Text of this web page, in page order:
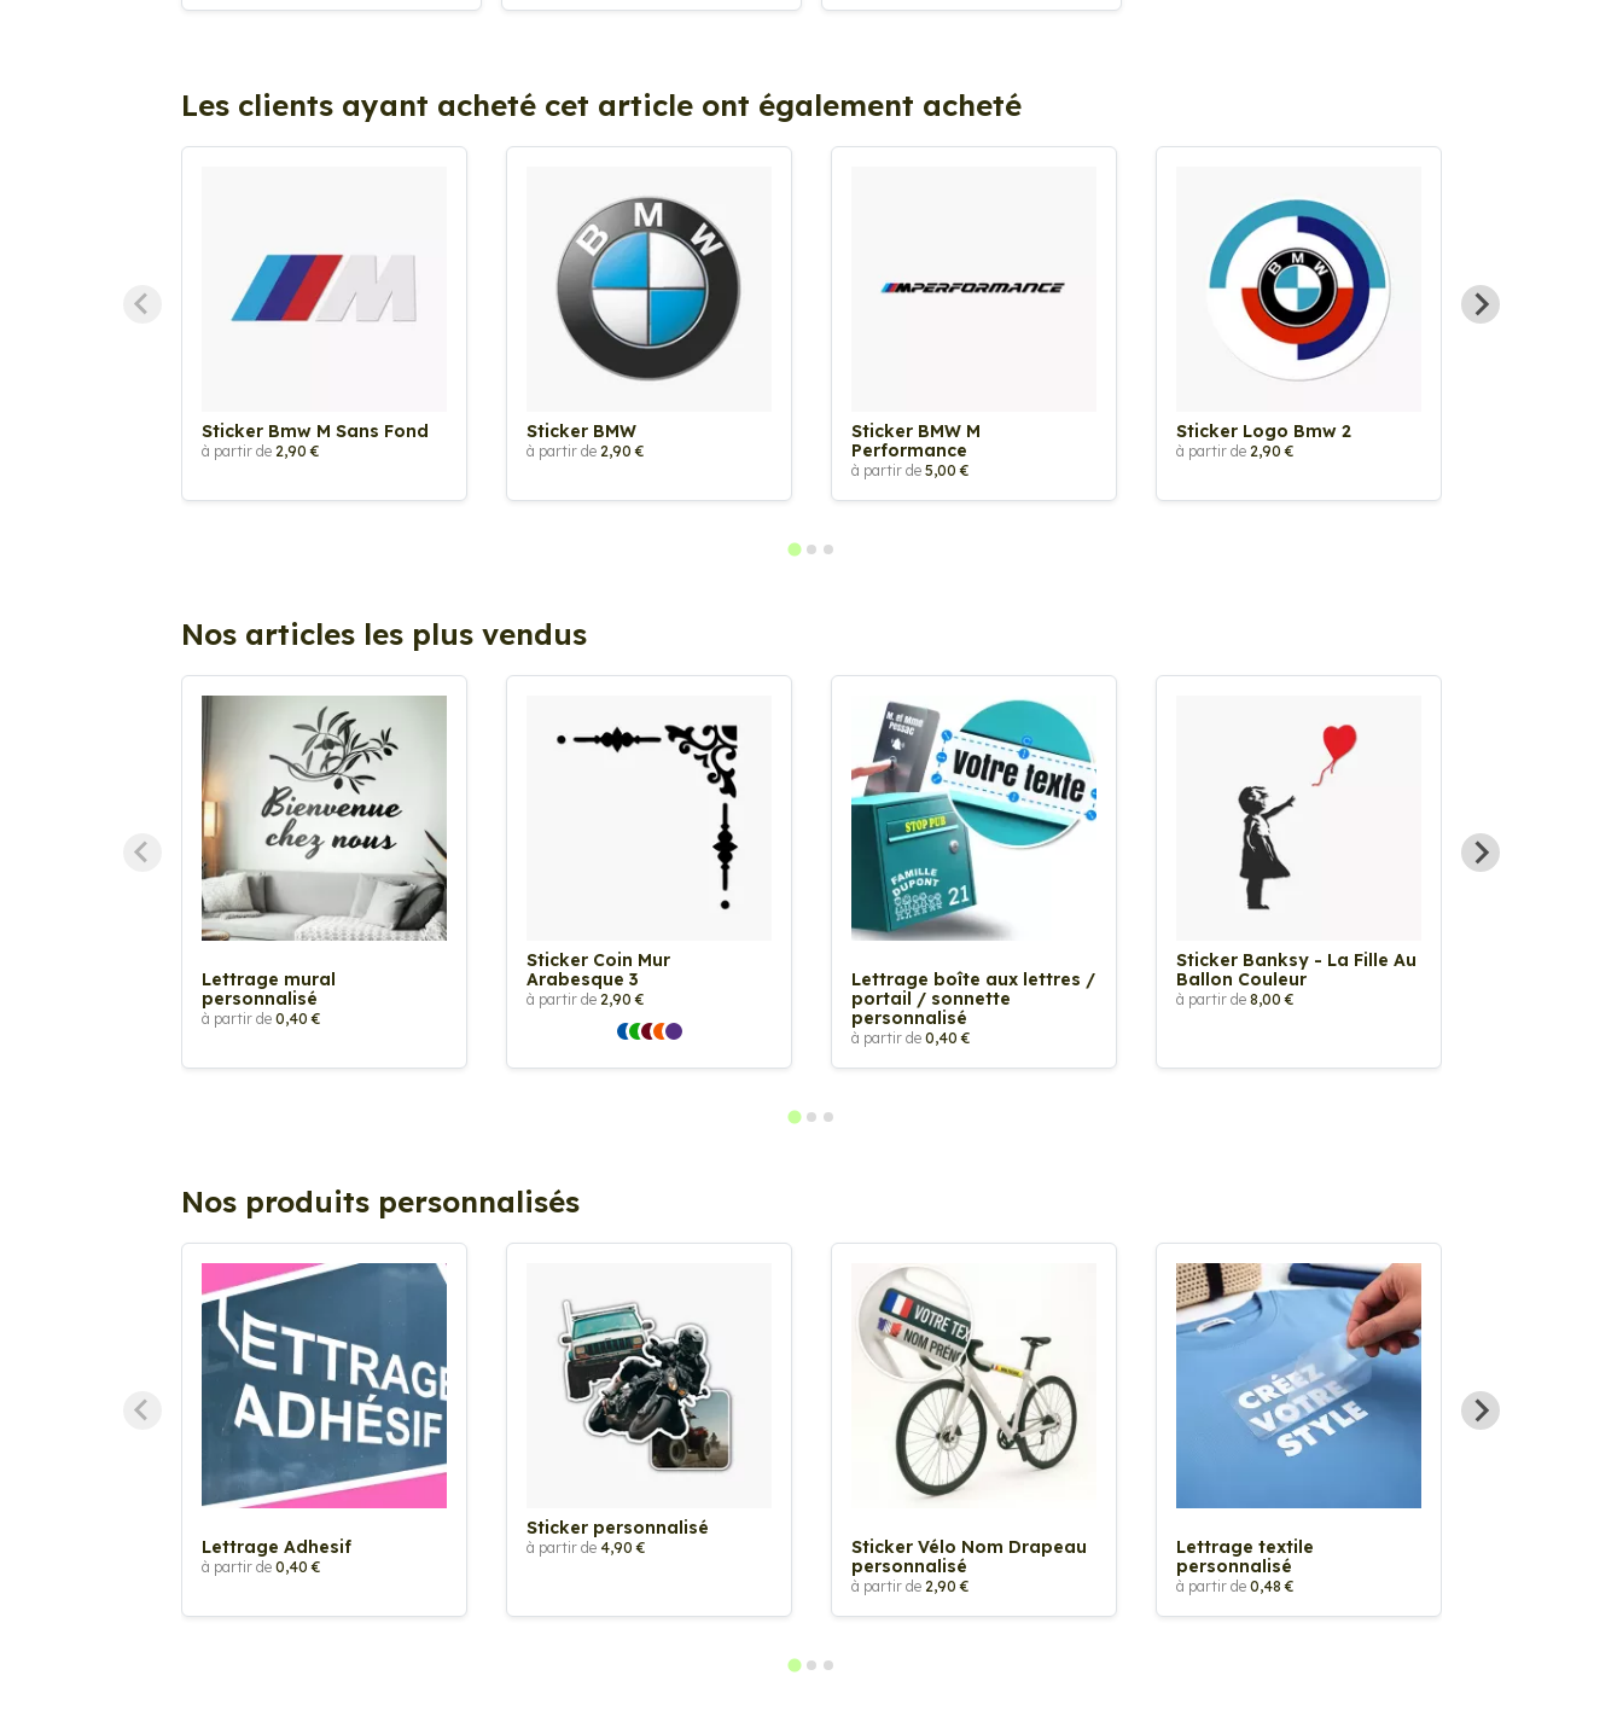
Les clients ayant acheté cet article ont également acheté
Sticker Bmw M Sans Fond
à partir de 2,90 €
Sticker BMW
à partir de 2,90 €
Sticker BMW M
Performance
à partir de 5,00 €
Sticker Logo Bmw 2
à partir de 2,90 €
Nos articles les plus vendus
Lettrage mural
personnalisé
à partir de 0,40 €
Sticker Coin Mur
Arabesque 3
à partir de 2,90 €
Lettrage boîte aux lettres /
portail / sonnette
personnalisé
à partir de 0,40 €
Sticker Banksy - La Fille Au
Ballon Couleur
à partir de 8,00 €
Nos produits personnalisés
Lettrage Adhesif
à partir de 0,40 €
Sticker personnalisé
à partir de 4,90 €
Sticker Vélo Nom Drapeau
personnalisé
à partir de 2,90 €
Lettrage textile
personnalisé
à partir de 0,48 €